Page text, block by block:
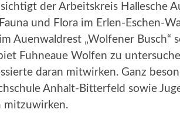
der Arbeitskreis Hallesche
und Flora im Erlen-Eschen-
Auenwaldrest „Wolfener Busch“
Fuhneaue Wolfen zu
daran mitwirken. Ganz
Anhalt-Bitterfeld sowie
mitzuwirken.